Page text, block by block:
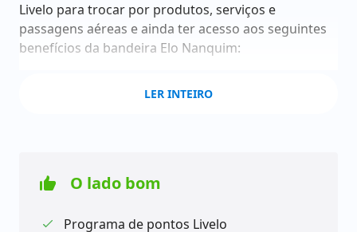
Livelo para trocar por produtos, serviços e
passagens aéreas e ainda ter acesso aos seguintes
benefícios da bandeira Elo Nanquim:
Acesso às principais salas VIPs do mundo
Assistência automóvel 24 horas;
E muito mais.
É importante lembrar que as salas VIPs nos
LER INTEIRO
O lado bom
Programa de pontos Livelo